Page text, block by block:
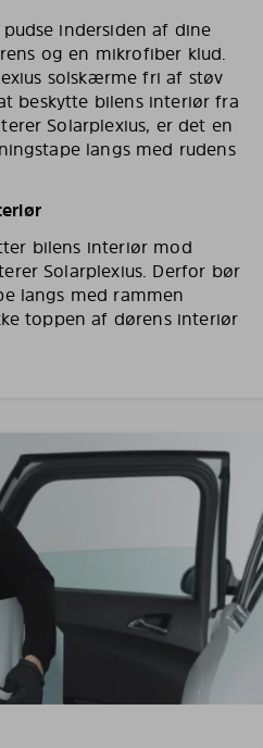
indersiden af dine
og en mikrofiber klud.
solskærme fri af støv
beskytte bilens interiør fra
Solarplexius, er det en
langs med rudens
bilens interiør mod
Solarplexius. Derfor bør
langs med rammen
toppen af dørens interiør